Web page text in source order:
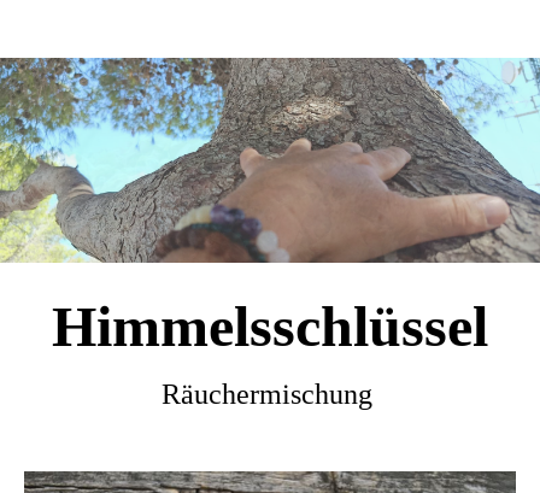
Himmelsschlüssel
Räuchermischung